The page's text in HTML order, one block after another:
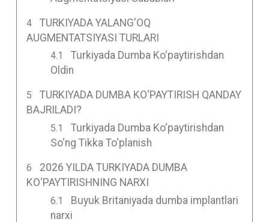
TURKIYADA YALANG'OQ
AUGMENTATSIYASI TURLARI
Turkiyada Dumba Ko‘paytirishdan
Oldin
TURKIYADA DUMBA KO‘PAYTIRISH QANDAY
BAJRILADI?
Turkiyada Dumba Ko‘paytirishdan
So‘ng Tikka To‘planish
2026 YILDA TURKIYADA DUMBA
KO‘PAYTIRISHNING NARXI
Buyuk Britaniyada dumba implantlari
narxi